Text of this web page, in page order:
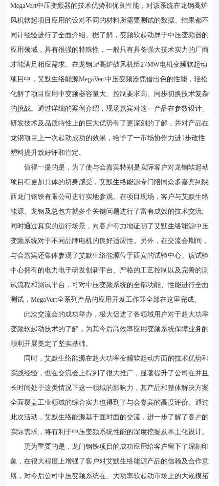
MegaVert中压变频器的技术优势和优良性能，对该系统在龙钢高炉
风机软起项目应用的设对不同的材料所需要测试的数据、结果都不
同计经验进行了全面介绍。据了解，变频软起动属于中压变频器的
应用领域，具有很强的特殊性，一般只有具备强大技术实力的厂商
才能满足相应需求。在龙钢5#高炉鼓风机组27MW电机变频软起动
项目中，艾默生络能源MegaVert中压变频器凭借出色的性能，轻松
化解了项目应用中变频器容量大、控制要求高、同步切换技术复杂
的挑战。通过详细的案例介绍，现场嘉宾对这一产品在参数设计、
研发技术及品质特性上的巨大优势有了更深刻的了解，并对产品在
龙钢项目上一次起动成功的效果，给予了一市场协作力进1步改性
塑料提升致好评和肯定。
值得一提的是，为了使与会嘉宾特别是实际客户对龙钢软起动
项目有更加具体的切身感受，艾默生络能源专门陪同众多嘉宾到陕
西龙门钢铁有限公司进行实地参观。在项目现场，客户与艾默生络
能源、龙钢及总包方就多个关键问题进行了富有成效的技术交流;
同时通过真实的运行场景，向客户有力地证明了艾默生络能源中压
变频系统对于不同品牌电机的良好适应性。另外，在交流会期间，
与会嘉宾还集体参观了艾默生络能源位于西安的试验中心。该试验
中心拥有的电力电子研发创新平台、严格的工艺控制以及完善的测
试流程和测试平台，可对中压变频系统的全部功能、性能进行全面
测试，MegaVert全系列产品的应用开发工作即全部在这里完成。
此次交流会的成功举办，极大促进了各领域用户对于超大功率
变频软起动技术的了解，为其今后高效率应用变频系统保障业务的
顺利开展奠定了坚实基础。
同时，艾默生络能源在超大功率变频软起动方面的技术优势和
实践经验，也在交流会上得到了很大推广，显著提升了公司在并且
长时间处于这类情况下这一领域的影响力，其产品和整体解决方案
全面覆盖工业领域的综合实力也得到了与会嘉宾的高度评价。通过
此次活动，艾默生络能源基于面对面的交流，进一步了解了客户的
实际需求，将有利于中压变频系统性能的深度挖掘及本土化设计。
更为重要的是，龙门钢铁项目的成功应用给客户留下了深刻印
象，在很大程度上增强了客户对艾默生络能源产品的信赖及合作意
愿，对今后公司中压变频系统在、大功率软起动市场上的大规模拓